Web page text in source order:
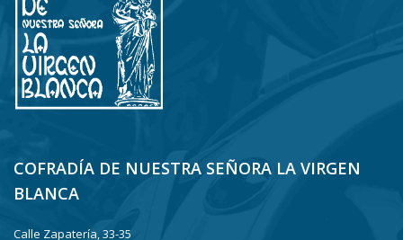
COFRADÍA DE NUESTRA SEÑORA LA VIRGEN
BLANCA
Calle Zapatería, 33-35